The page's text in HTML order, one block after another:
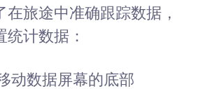
旅途中准确跟踪数据，
计数据：
动数据屏幕的底部